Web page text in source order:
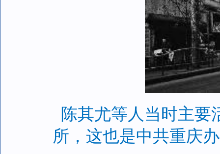
陈其尤等人当时主要
所，这也是中共重庆